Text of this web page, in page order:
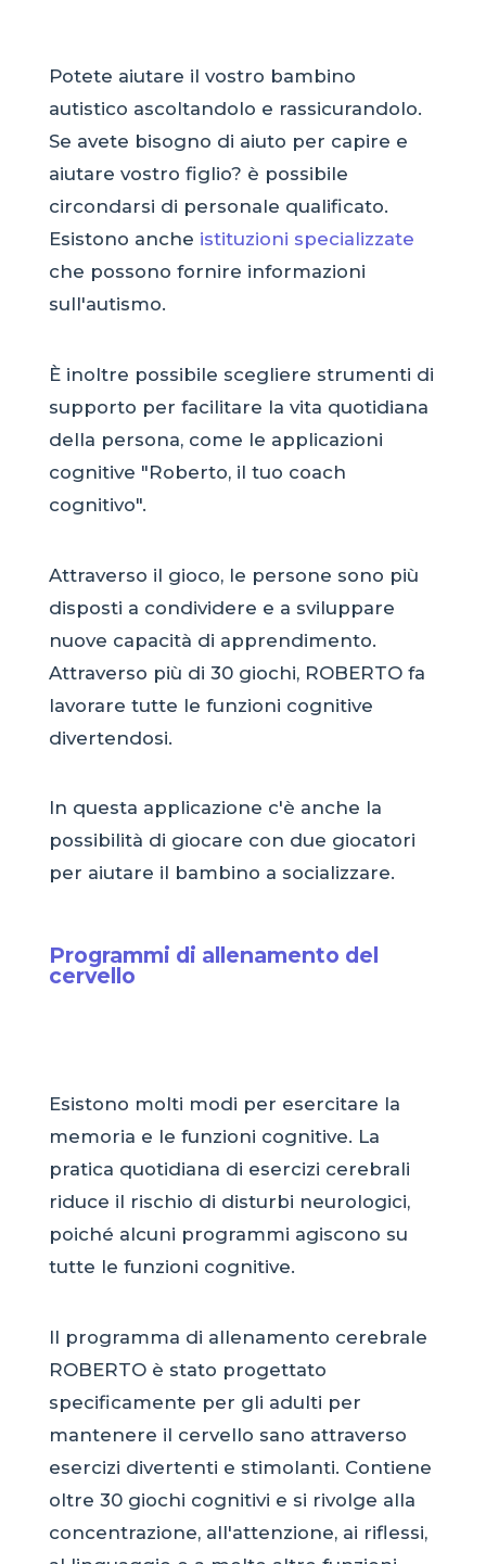
Potete aiutare il vostro bambino
autistico ascoltandolo e rassicurandolo.
Se avete bisogno di aiuto per capire e
aiutare vostro figlio? è possibile
circondarsi di personale qualificato.
Esistono anche istituzioni specializzate
che possono fornire informazioni
sull'autismo.
È inoltre possibile scegliere strumenti di
supporto per facilitare la vita quotidiana
della persona, come le applicazioni
cognitive "Roberto, il tuo coach
cognitivo".
Attraverso il gioco, le persone sono più
disposti a condividere e a sviluppare
nuove capacità di apprendimento.
Attraverso più di 30 giochi, ROBERTO fa
lavorare tutte le funzioni cognitive
divertendosi.
In questa applicazione c'è anche la
possibilità di giocare con due giocatori
per aiutare il bambino a socializzare.
Programmi di allenamento del
cervello
Esistono molti modi per esercitare la
memoria e le funzioni cognitive. La
pratica quotidiana di esercizi cerebrali
riduce il rischio di disturbi neurologici,
poiché alcuni programmi agiscono su
tutte le funzioni cognitive.
Il programma di allenamento cerebrale
ROBERTO è stato progettato
specificamente per gli adulti per
mantenere il cervello sano attraverso
esercizi divertenti e stimolanti. Contiene
oltre 30 giochi cognitivi e si rivolge alla
concentrazione, all'attenzione, ai riflessi,